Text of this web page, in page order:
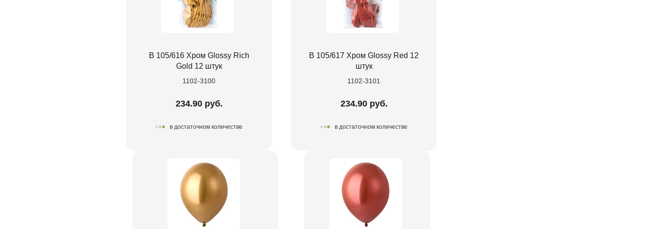
В 105/616 Хром Glossy Rich
Gold 12 штук
1102-3100
234.90 руб.
в достаточном количестве
В 105/617 Хром Glossy Red 12
штук
1102-3101
234.90 руб.
в достаточном количестве